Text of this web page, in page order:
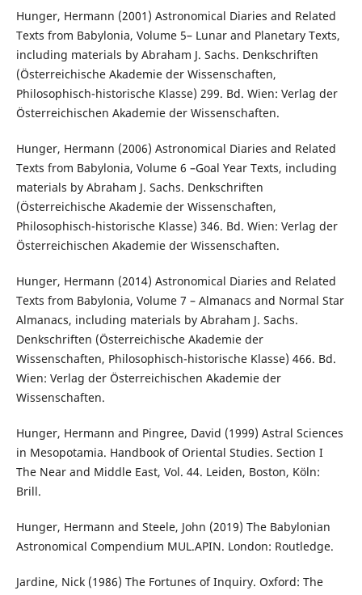
Hunger, Hermann (2001) Astronomical Diaries and Related
Texts from Babylonia, Volume 5– Lunar and Planetary Texts,
including materials by Abraham J. Sachs. Denkschriften
(Österreichische Akademie der Wissenschaften,
Philosophisch-historische Klasse) 299. Bd. Wien: Verlag der
Österreichischen Akademie der Wissenschaften.
Hunger, Hermann (2006) Astronomical Diaries and Related
Texts from Babylonia, Volume 6 –Goal Year Texts, including
materials by Abraham J. Sachs. Denkschriften
(Österreichische Akademie der Wissenschaften,
Philosophisch-historische Klasse) 346. Bd. Wien: Verlag der
Österreichischen Akademie der Wissenschaften.
Hunger, Hermann (2014) Astronomical Diaries and Related
Texts from Babylonia, Volume 7 – Almanacs and Normal Star
Almanacs, including materials by Abraham J. Sachs.
Denkschriften (Österreichische Akademie der
Wissenschaften, Philosophisch-historische Klasse) 466. Bd.
Wien: Verlag der Österreichischen Akademie der
Wissenschaften.
Hunger, Hermann and Pingree, David (1999) Astral Sciences
in Mesopotamia. Handbook of Oriental Studies. Section I
The Near and Middle East, Vol. 44. Leiden, Boston, Köln:
Brill.
Hunger, Hermann and Steele, John (2019) The Babylonian
Astronomical Compendium MUL.APIN. London: Routledge.
Jardine, Nick (1986) The Fortunes of Inquiry. Oxford: The